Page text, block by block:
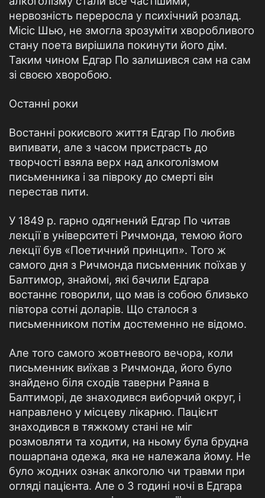
нервозність переросла у психічний розлад.
Місіс Шью, не змогла зрозуміти хворобливого
стану поета вирішила покинути його дім.
Таким чином Едгар По залишився сам на сам
зі своєю хворобою.
Останні роки
Востанні рокисвого життя Едгар По любив
випивати, але з часом пристрасть до
творчості взяла верх над алкоголізмом
письменника і за півроку до смерті він
перестав пити.
У 1849 р. гарно одягнений Едгар По читав
лекції в університеті Ричмонда, темою його
лекції був «Поетичний принцип». Того ж
самого дня з Ричмонда письменник поїхав у
Балтимор, знайомі, які бачили Едгара
востаннє говорили, що мав із собою близько
півтора сотні доларів. Що сталося з
письменником потім достеменно не відомо.
Але того самого жовтневого вечора, коли
письменник виїхав з Ричмонда, його було
знайдено біля сходів таверни Раяна в
Балтиморі, де знаходився виборчий округ, і
направлено у місцеву лікарню. Пацієнт
знаходився в тяжкому стані не міг
розмовляти та ходити, на ньому була брудна
пошарпана одежа, яка не належала йому. Не
було жодних ознак алкоголю чи травми при
огляді пацієнта. Але о 3 годині ночі в Едгара